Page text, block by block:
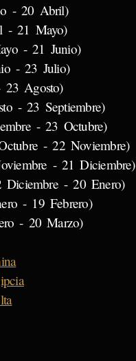
- 20 Abril)
- 21 Mayo)
- 21 Junio)
- 23 Julio)
Agosto)
- 23 Septiembre)
- 23 Octubre)
- 22 Noviembre)
- 21 Diciembre)
Diciembre - 20 Enero)
- 19 Febrero)
- 20 Marzo)